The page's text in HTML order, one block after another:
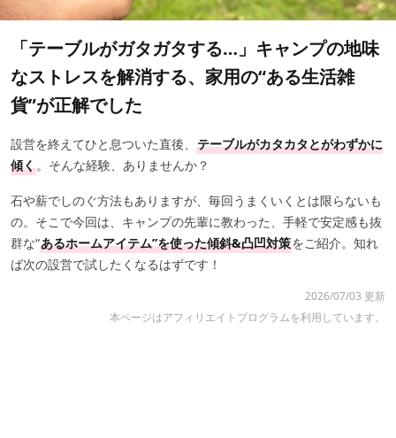
「テーブルがガタガタする…」キャンプの地味
なストレスを解消する、家用の“ある生活雑
貨”が正解でした
設営を終えてひと息ついた直後、 テーブルがカタカタとがわずかに
傾く。そんな経験、ありませんか？
石や薪でしのぐ方法もありますが、毎回うまくいくとは限らないも
の。そこで今回は、キャンプの先輩に教わった、手軽で安定感も抜
群な“あるホームアイテム”を使った傾斜&凸凹対策をご紹介。知れ
ば次の設営で試したくなるはずです！
2026/07/03 更新
本ページはアフィリエイトプログラムを利用しています。